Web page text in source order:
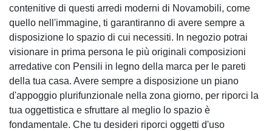
contenitive di questi arredi moderni di Novamobili, come
quello nell'immagine, ti garantiranno di avere sempre a
disposizione lo spazio di cui necessiti. In negozio potrai
visionare in prima persona le più originali composizioni
arredative con Pensili in legno della marca per le pareti
della tua casa. Avere sempre a disposizione un piano
d'appoggio plurifunzionale nella zona giorno, per riporci la
tua oggettistica e sfruttare al meglio lo spazio è
fondamentale. Che tu desideri riporci oggetti d'uso